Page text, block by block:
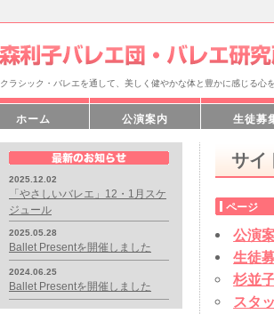
クラシック・バレエを通して、美しく健やかな体と豊かに感じる心
ホーム 公演案内 生徒募
サイ
ページ
公演
生徒
杉並
スタ
2025.12.02
「やさしいバレエ」12・1月スケ
ジュール
2025.05.28
Ballet Presentを開催しました
2024.06.25
Ballet Presentを開催しました